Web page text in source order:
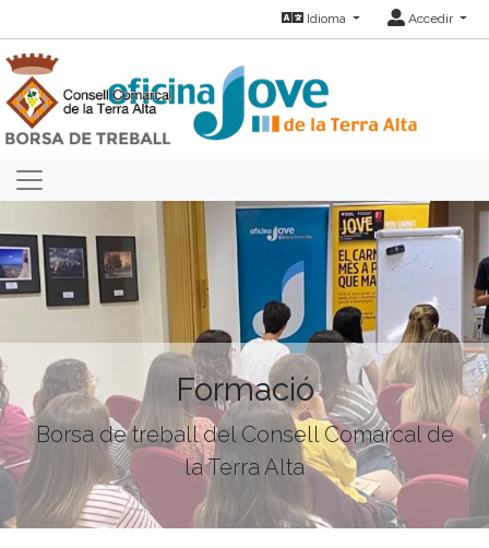
Idioma Accedir
Formació
Borsa de treball del Consell Comarcal de
la Terra Alta